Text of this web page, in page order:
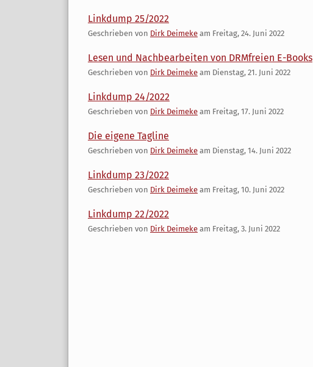
Linkdump 25/2022
Geschrieben von Dirk Deimeke am Freitag, 24. Juni 2022
Lesen und Nachbearbeiten von DRMfreien E-Books
Geschrieben von Dirk Deimeke am Dienstag, 21. Juni 2022
Linkdump 24/2022
Geschrieben von Dirk Deimeke am Freitag, 17. Juni 2022
Die eigene Tagline
Geschrieben von Dirk Deimeke am Dienstag, 14. Juni 2022
Linkdump 23/2022
Geschrieben von Dirk Deimeke am Freitag, 10. Juni 2022
Linkdump 22/2022
Geschrieben von Dirk Deimeke am Freitag, 3. Juni 2022